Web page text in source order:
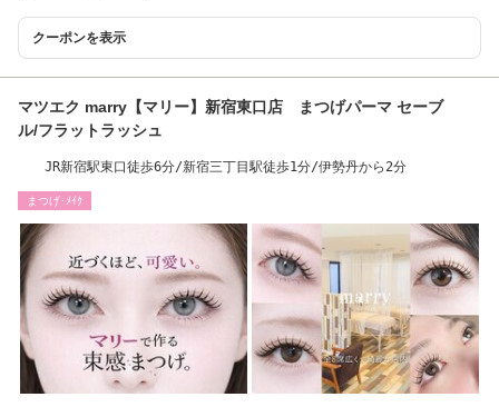
クーポンを表示
マツエク marry【マリー】新宿東口店 まつげパーマ セーブ
ル/フラットラッシュ
JR新宿駅東口徒歩6分/新宿三丁目駅徒歩1分/伊勢丹から2分
まつげ･ﾒｲｸ